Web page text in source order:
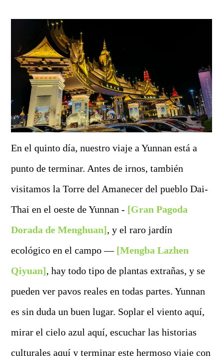
En el quinto día, nuestro viaje a Yunnan está a
punto de terminar. Antes de irnos, también
visitamos la Torre del Amanecer del pueblo Dai-
Thai en el oeste de Yunnan - [Gran Pagoda
Dorada de Menghuan], y el raro jardín
ecológico en el campo — [Mengba Lazhen
Qiyuan], hay todo tipo de plantas extrañas, y se
pueden ver pavos reales en todas partes. Yunnan
es sin duda un buen lugar. Soplar el viento aquí,
mirar el cielo azul aquí, escuchar las historias
culturales aquí y terminar este hermoso viaje con